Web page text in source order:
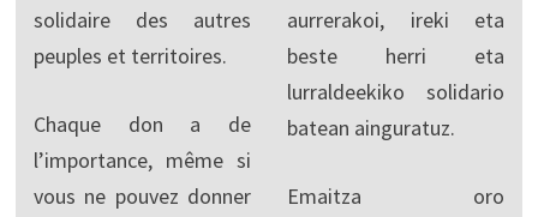
solidaire des autres
peuples et territoires.
Chaque don a de
l’importance, même si
vous ne pouvez donner
aurrerakoi, ireki eta
beste herri eta
lurraldeekiko solidario
batean ainguratuz.
Emaitza oro